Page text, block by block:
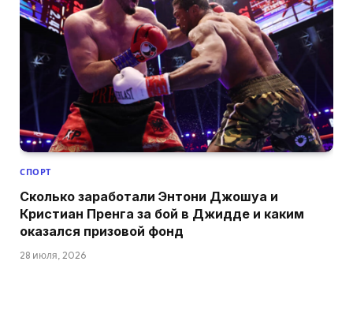
СПОРТ
Сколько заработали Энтони Джошуа и
Кристиан Пренга за бой в Джидде и каким
оказался призовой фонд
28 июля, 2026